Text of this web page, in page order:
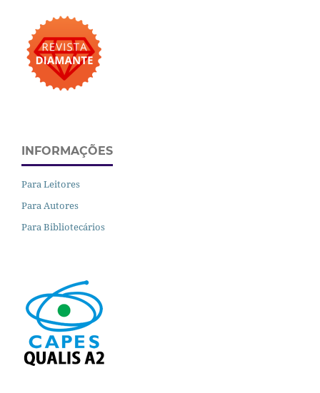
INFORMAÇÕES
Para Leitores
Para Autores
Para Bibliotecários